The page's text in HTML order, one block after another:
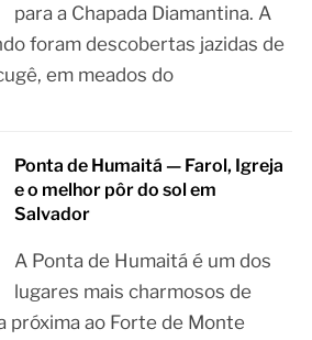
para a Chapada Diamantina. A
foram descobertas jazidas de
em meados do
Ponta de Humaitá — Farol, Igreja
e o melhor pôr do sol em
Salvador
A Ponta de Humaitá é um dos
lugares mais charmosos de
próxima ao Forte de Monte